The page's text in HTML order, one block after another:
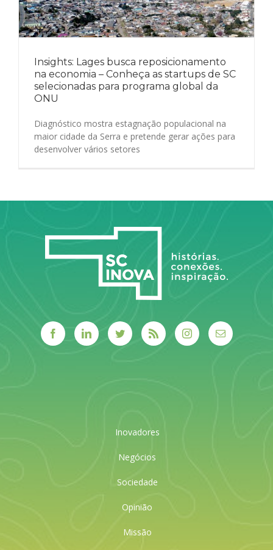
Insights: Lages busca reposicionamento
na economia – Conheça as startups de SC
selecionadas para programa global da
ONU
Diagnóstico mostra estagnação populacional na
maior cidade da Serra e pretende gerar ações para
desenvolver vários setores
Inovadores
Negócios
Sociedade
Opinião
Missão